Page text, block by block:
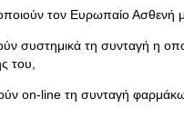
τον Ευρωπαίο Ασθενή
συστημικά τη συνταγή η
του,
on-line τη συνταγή